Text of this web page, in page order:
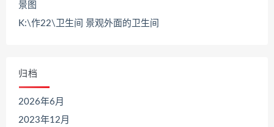
景图
K:\作22\卫生间 景观外面的卫生间
归档
2026年6月
2023年12月